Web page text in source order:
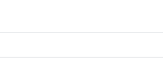
Nemlendirici solüsyon sayesinde hızlı
ekilen köklerin çıkış yönü bozulmaz. Böylelikle
Her gün losyon sürülüp bekletilerek yıkama